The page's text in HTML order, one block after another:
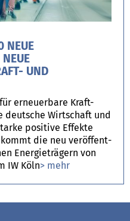
NEUE
UND
erneu­er­bare Kraft-
Wirt­schaft und
posi­tive Effekte
kommt die neu ver­öf­f­ent­
Ener­gie­trä­gern von
IW Köln> mehr